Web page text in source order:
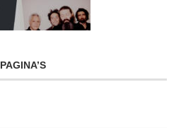
PAGINA’S